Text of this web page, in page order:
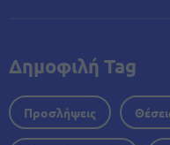
Δημοφιλή Tag
Προσλήψεις